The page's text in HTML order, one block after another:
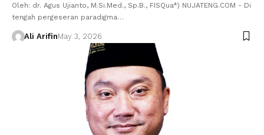
​Oleh: dr. Agus Ujianto, M.Si.Med., Sp.B., FISQua*) NUJATENG.COM - Di
tengah pergeseran paradigma…
Ali ArifinMay 3, 2026